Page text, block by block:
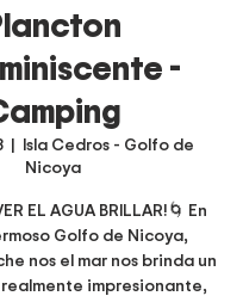
-
  |
Isla Cedros - Golfo de
Nicoya
EL AGUA BRILLAR!🌀 En
Golfo de Nicoya,
nos el mar nos brinda un
impresionante,